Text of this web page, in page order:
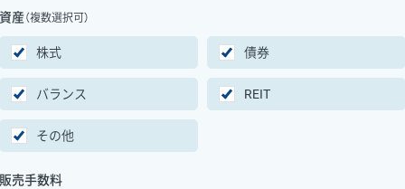
資産（複数選択可）
株式 債券
バランス REIT
その他
販売手数料